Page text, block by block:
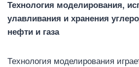
Технология моделирования,
улавливания и хранения
нефти и газа
Технология моделирования